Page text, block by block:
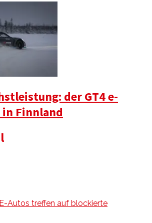
der GT4 e-
in Finnland
Autos treffen auf blockierte